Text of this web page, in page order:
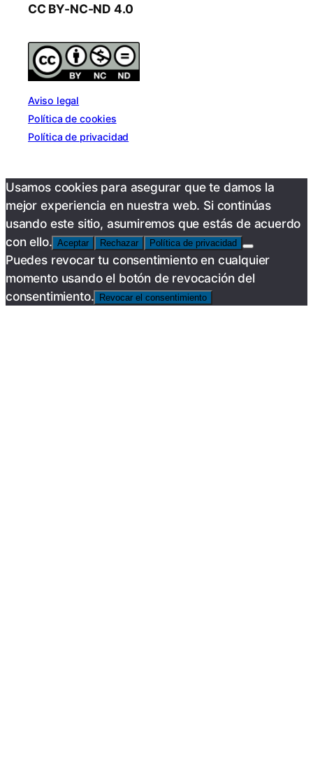
CC BY-NC-ND 4.0
Aviso legal
Política de cookies
Política de privacidad
Usamos cookies para asegurar que te damos la
mejor experiencia en nuestra web. Si continúas
usando este sitio, asumiremos que estás de acuerdo
con ello. Aceptar Rechazar Política de privacidad
Puedes revocar tu consentimiento en cualquier
momento usando el botón de revocación del
consentimiento. Revocar el consentimiento